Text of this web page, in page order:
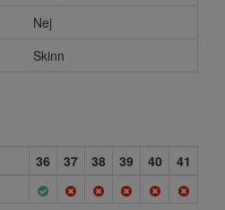
Nej
Skinn
36 37 38 39 40
41